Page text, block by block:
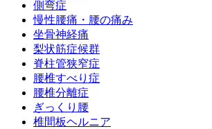
側弯症
慢性腰痛・腰の痛み
坐骨神経痛
梨状筋症候群
脊柱管狭窄症
腰椎すべり症
腰椎分離症
ぎっくり腰
椎間板ヘルニア